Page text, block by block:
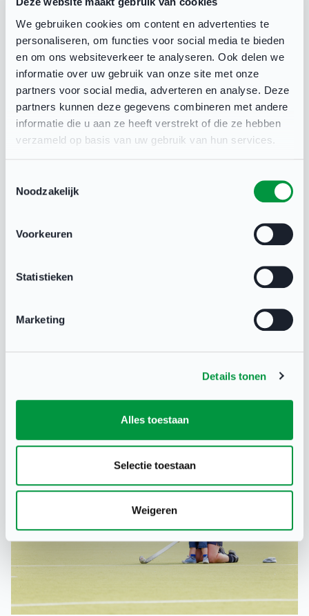
We gebruiken cookies om content en advertenties te
personaliseren, om functies voor social media te bieden
en om ons websiteverkeer te analyseren. Ook delen we
informatie over uw gebruik van onze site met onze
partners voor social media, adverteren en analyse. Deze
partners kunnen deze gegevens combineren met andere
informatie die u aan ze heeft verstrekt of die ze hebben
verzameld op basis van uw gebruik van hun services.
Noodzakelijk
Voorkeuren
Statistieken
Marketing
Details tonen
Alles toestaan
Selectie toestaan
Weigeren
Gerelateerd
Overleg over nieuwe CAO Sport van
start
Het overleg over een nieuwe CAO Sport gaat binnenkort
maanden in gesprek over een nieuwe cao, die gaat gelden